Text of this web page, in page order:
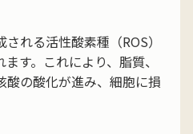
れる活性酸素種（ROS）
す。これにより、脂質、
酸の酸化が進み、細胞に損